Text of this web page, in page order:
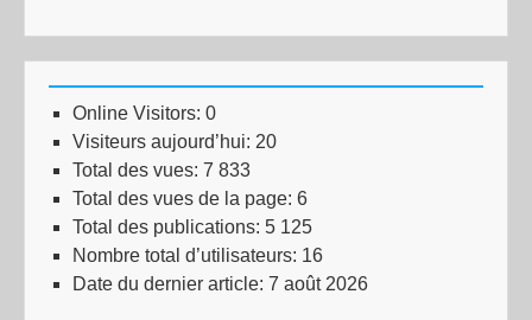
Online Visitors: 0
Visiteurs aujourd’hui: 20
Total des vues: 7 833
Total des vues de la page: 6
Total des publications: 5 125
Nombre total d’utilisateurs: 16
Date du dernier article: 7 août 2026